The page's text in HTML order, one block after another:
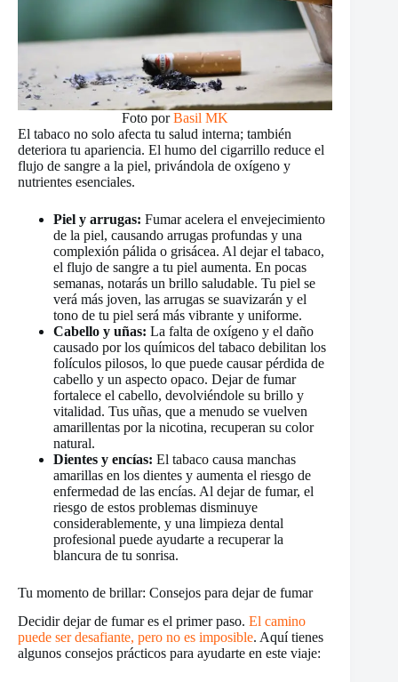
Foto porBasil MK
El tabaco no solo afecta tu salud interna; también
deteriora tu apariencia. El humo del cigarrillo reduce el
flujo de sangre a la piel, privándola de oxígeno y
nutrientes esenciales.
Piel y arrugas: Fumar acelera el envejecimiento
de la piel, causando arrugas profundas y una
complexión pálida o grisácea. Al dejar el tabaco,
el flujo de sangre a tu piel aumenta. En pocas
semanas, notarás un brillo saludable. Tu piel se
verá más joven, las arrugas se suavizarán y el
tono de tu piel será más vibrante y uniforme.
Cabello y uñas: La falta de oxígeno y el daño
causado por los químicos del tabaco debilitan los
folículos pilosos, lo que puede causar pérdida de
cabello y un aspecto opaco. Dejar de fumar
fortalece el cabello, devolviéndole su brillo y
vitalidad. Tus uñas, que a menudo se vuelven
amarillentas por la nicotina, recuperan su color
natural.
Dientes y encías: El tabaco causa manchas
amarillas en los dientes y aumenta el riesgo de
enfermedad de las encías. Al dejar de fumar, el
riesgo de estos problemas disminuye
considerablemente, y una limpieza dental
profesional puede ayudarte a recuperar la
blancura de tu sonrisa.
Tu momento de brillar: Consejos para dejar de fumar
Decidir dejar de fumar es el primer paso. El camino
puede ser desafiante, pero no es imposible. Aquí tienes
algunos consejos prácticos para ayudarte en este viaje: